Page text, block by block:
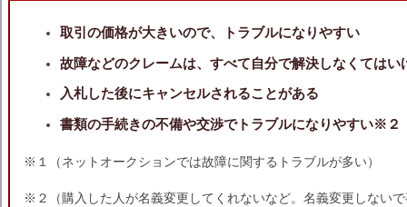
取引の価格が大きいので、トラブルになりやすい
故障などのクレームは、すべて自分で解決しなくては
入札した後にキャンセルされることがある
書類の手続きの不備や交渉でトラブルになりやすい※２
※１（ネットオークションでは故障に関するトラブルが多い）
※２（購入した人が名義変更してくれないなど。名義変更しない